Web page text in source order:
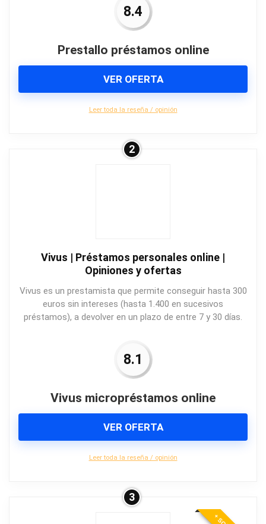
8.4
Prestallo préstamos online
VER OFERTA
Leer toda la reseña / opinión
2
Vivus | Préstamos personales online |
Opiniones y ofertas
Vivus es un prestamista que permite conseguir hasta 300
euros sin intereses (hasta 1.400 en sucesivos
préstamos), a devolver en un plazo de entre 7 y 30 días.
8.1
Vivus micropréstamos online
VER OFERTA
Leer toda la reseña / opinión
3